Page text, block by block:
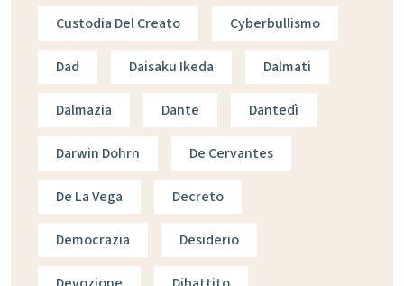
Custodia Del Creato Cyberbullismo
Dad Daisaku Ikeda Dalmati
Dalmazia Dante Dantedì
Darwin Dohrn De Cervantes
De La Vega Decreto
Democrazia Desiderio